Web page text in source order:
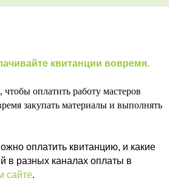
квитанции вовремя.
оплатить работу мастеров
закупать материалы и выполнять
оплатить квитанцию, и какие
в разных каналах оплаты в
сайте.